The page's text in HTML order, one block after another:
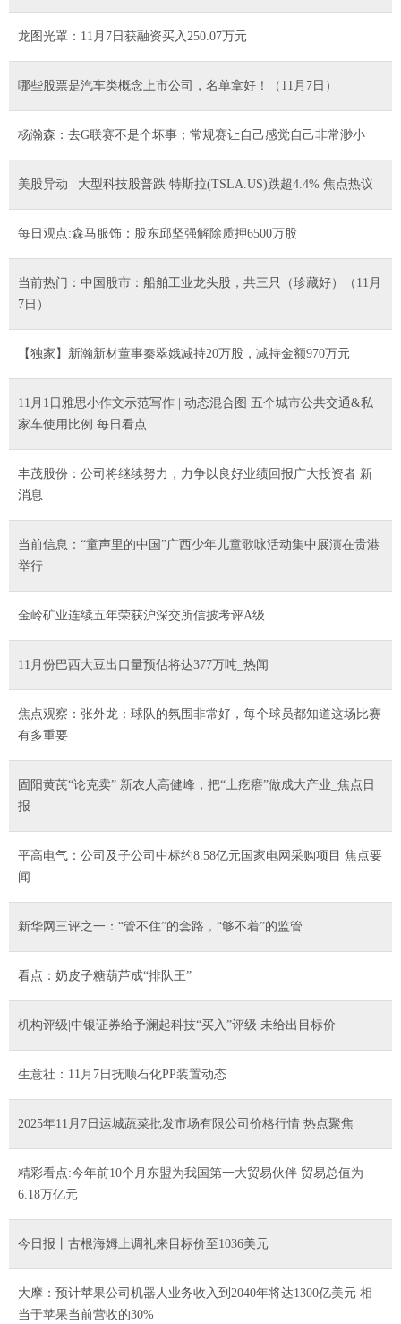
龙图光罩：11月7日获融资买入250.07万元
哪些股票是汽车类概念上市公司，名单拿好！（11月7日）
杨瀚森：去G联赛不是个坏事；常规赛让自己感觉自己非常渺小
美股异动 | 大型科技股普跌 特斯拉(TSLA.US)跌超4.4% 焦点热议
每日观点:森马服饰：股东邱坚强解除质押6500万股
当前热门：中国股市：船舶工业龙头股，共三只（珍藏好）（11月
7日）
【独家】新瀚新材董事秦翠娥减持20万股，减持金额970万元
11月1日雅思小作文示范写作 | 动态混合图 五个城市公共交通&私
家车使用比例 每日看点
丰茂股份：公司将继续努力，力争以良好业绩回报广大投资者 新
消息
当前信息：“童声里的中国”广西少年儿童歌咏活动集中展演在贵港
举行
金岭矿业连续五年荣获沪深交所信披考评A级
11月份巴西大豆出口量预估将达377万吨_热闻
焦点观察：张外龙：球队的氛围非常好，每个球员都知道这场比赛
有多重要
固阳黄芪“论克卖” 新农人高健峰，把“土疙瘩”做成大产业_焦点日
报
平高电气：公司及子公司中标约8.58亿元国家电网采购项目 焦点要
闻
新华网三评之一：“管不住”的套路，“够不着”的监管
看点：奶皮子糖葫芦成“排队王”
机构评级|中银证券给予澜起科技“买入”评级 未给出目标价
生意社：11月7日抚顺石化PP装置动态
2025年11月7日运城蔬菜批发市场有限公司价格行情 热点聚焦
精彩看点:今年前10个月东盟为我国第一大贸易伙伴 贸易总值为
6.18万亿元
今日报丨古根海姆上调礼来目标价至1036美元
大摩：预计苹果公司机器人业务收入到2040年将达1300亿美元 相
当于苹果当前营收的30%